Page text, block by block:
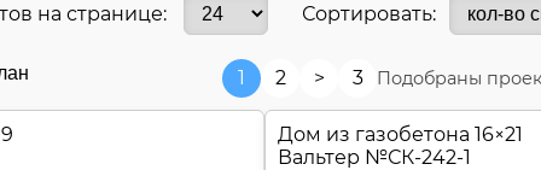
на странице: Сортировать:
1 2 > 3 Подобраны
Дом из газобетона 16×21
Вальтер №СК-242-1